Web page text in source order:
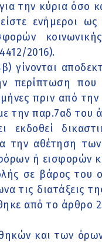
την κύρια όσο
ενήμεροι
2016).
γίνονται
περίπτωση που
πριν από
την παρ.7αδ του
εκδοθεί
την αθέτηση
ή εισφορών
σε βάρος του
τις διατάξεις
από το άρθρο
και των